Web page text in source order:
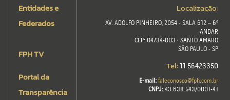
Entidades e
Federados
FPH TV
Portal da
Transparência
Localização:
AV. ADOLFO PINHEIRO, 2054 - SALA 612 – 6º
ANDAR
CEP: 04734-003 · SANTO AMARO
SÃO PAULO - SP
Tel: 11 56423350
E-mail: faleconosco@fph.com.br
CNPJ: 43.638.543/0001-41